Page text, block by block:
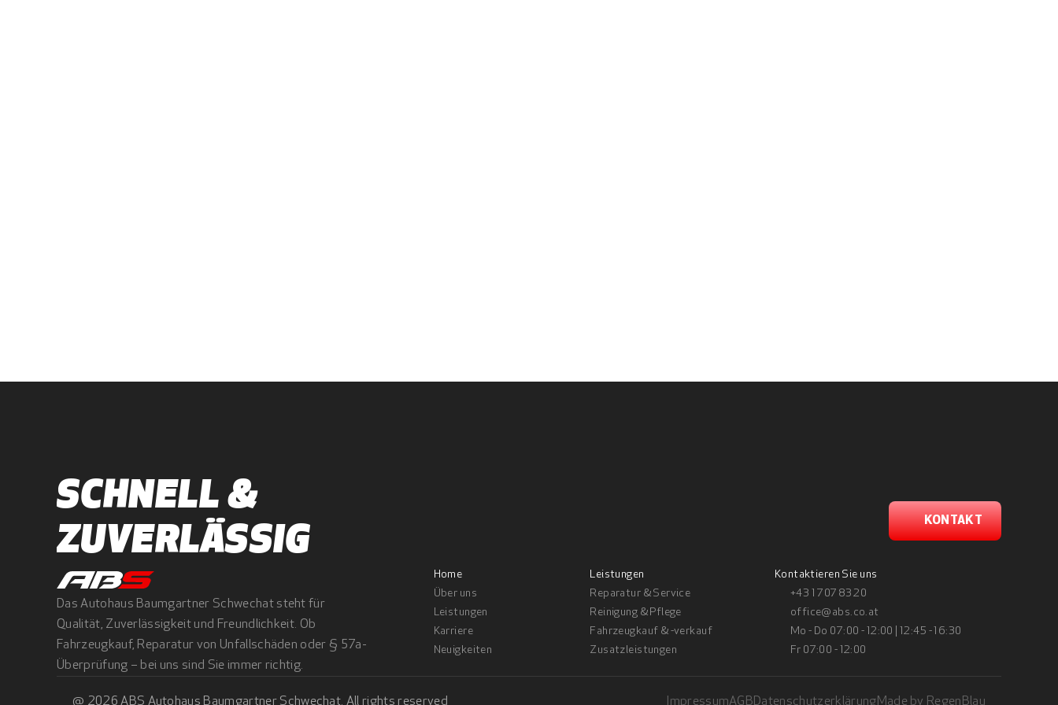
SCHNELL &
ZUVERLÄSSIG
KONTAKT
Das Autohaus Baumgartner Schwechat steht für
Qualität, Zuverlässigkeit und Freundlichkeit. Ob
Fahrzeugkauf, Reparatur von Unfallschäden oder § 57a-
Überprüfung – bei uns sind Sie immer richtig.
Home
Über uns
Leistungen
Karriere
Neuigkeiten
Leistungen
Reparatur & Service
Reinigung & Pflege
Fahrzeugkauf & -verkauf
Zusatzleistungen
Kontaktieren Sie uns
+43 1 707 83 20
office@abs.co.at
Mo - Do 07:00 - 12:00 | 12:45 - 16:30
Fr 07:00 - 12:00
@ 2026 ABS Autohaus Baumgartner Schwechat. All rights reserved ImpressumAGBDatenschutzerklärungMade by RegenBlau